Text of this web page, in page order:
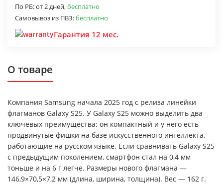
По РБ:от 2 дней,бесплатно
Самовывоз из ПВЗ:бесплатно
Гарантия 12 мес.
О товаре
Компания Samsung начала 2025 год с релиза линейки
флагманов Galaxy S25. У Galaxy S25 можно выделить два
ключевых преимущества: он компактный и у него есть
продвинутые фишки на базе искусственного интеллекта,
работающие на русском языке. Если сравнивать Galaxy S25
с предыдущим поколением, смартфон стал на 0,4 мм
тоньше и на 6 г легче. Размеры нового флагмана —
146,9×70,5×7,2 мм (длина, ширина, толщина). Вес — 162 г.